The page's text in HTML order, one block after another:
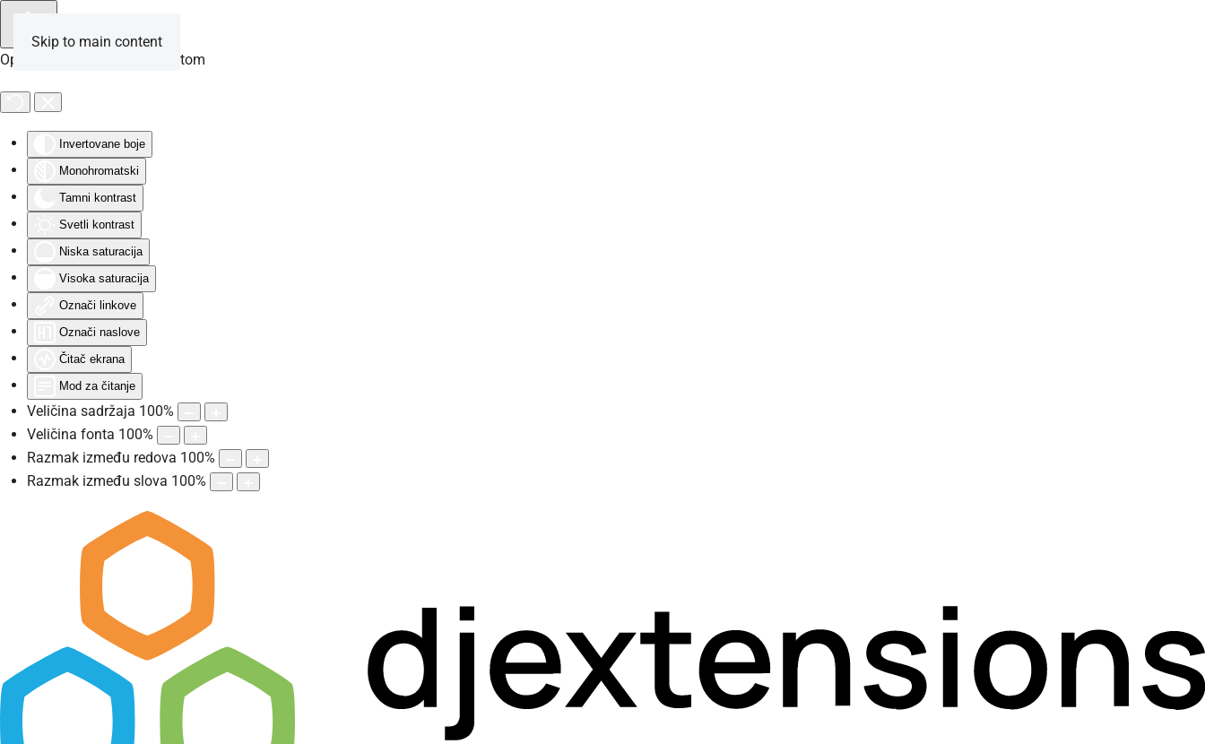
Opcije za osobe sa invaliditetom
Invertovane boje
Monohromatski
Tamni kontrast
Svetli kontrast
Niska saturacija
Visoka saturacija
Označi linkove
Označi naslove
Čitač ekrana
Mod za čitanje
Veličina sadržaja 100%
Veličina fonta 100%
Razmak između redova 100%
Razmak između slova 100%
Skip to main content